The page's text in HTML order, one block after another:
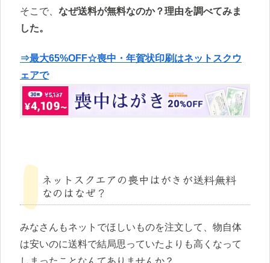
そこで、 なぜ送料が無料なのか？理由を調べてみま
した。
⇒最大65%OFF☆喪中・年賀状印刷はネットスクウ
ェアで
ネットスクエアの喪中はがきが送料無料
なのはなぜ？
みなさんもネットでほしいものを注文して、物自体
は安いのに送料で結局思っていたよりも高くなって
しまったことなんてありませんか？